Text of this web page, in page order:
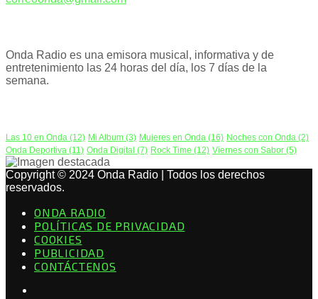
Onda Radio es una emisora musical, informativa y de
entretenimiento las 24 horas del día, los 7 días de la
semana.
Las 10 en Onda (12) Mi Album (3) Mujeres en Onda (16) Noches con Onda (2)
Onda Deportiva (11) Onda Digital (7) Rock Time (12) Viernes con Sabor (5)
Copyright © 2024 Onda Radio | Todos los derechos
reservados.
ONDA RADIO
POLÍTICAS DE PRIVACIDAD
COOKIES
PUBLICIDAD
CONTÁCTENOS